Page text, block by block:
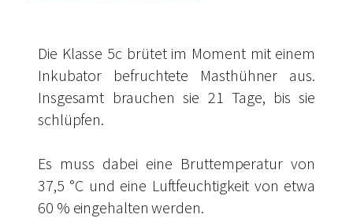
Die Klasse 5c brütet im Moment mit einem
Inkubator befruchtete Masthühner aus.
Insgesamt brauchen sie 21 Tage, bis sie
schlüpfen.
Es muss dabei eine Bruttemperatur von
37,5 °C und eine Luftfeuchtigkeit von etwa
60 % eingehalten werden.